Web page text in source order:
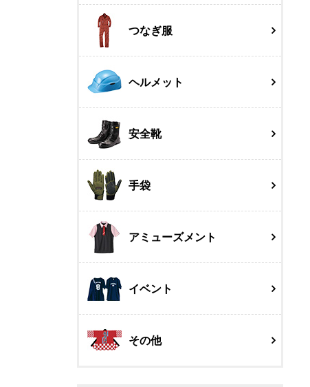
つなぎ服
ヘルメット
安全靴
手袋
アミューズメント
イベント
その他